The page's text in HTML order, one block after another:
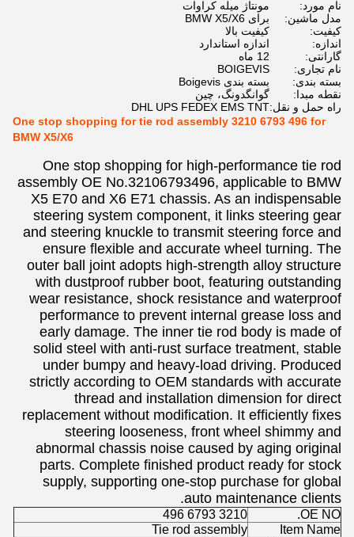
نام مورد:
مونتاژ میله کراوات
مدل ماشین:
برای BMW X5/X6
کیفیت:
کیفیت بالا
اندازه:
اندازه استاندارد
گارانتی:
12 ماه
نام تجاری:
BOIGEVIS
بسته بندی:
بسته بندی Boigevis
نقطه مبدا:
گوانگدونگ، چین
راه حمل و نقل:DHL UPS FEDEX EMS TNT
One stop shopping for tie rod assembly 3210 6793 496 for
BMW X5/X6
One stop shopping for high-performance tie rod
assembly OE No.32106793496, applicable to BMW
X5 E70 and X6 E71 chassis. As an indispensable
steering system component, it links steering gear
and steering knuckle to transmit steering force and
ensure flexible and accurate wheel turning. The
outer ball joint adopts high-strength alloy structure
with dustproof rubber boot, featuring outstanding
wear resistance, shock resistance and waterproof
performance to prevent internal grease loss and
early damage. The inner tie rod body is made of
solid steel with anti-rust surface treatment, stable
under bumpy and heavy-load driving. Produced
strictly according to OEM standards with accurate
thread and installation dimension for direct
replacement without modification. It efficiently fixes
steering looseness, front wheel shimmy and
abnormal chassis noise caused by aging original
parts. Complete finished product ready for stock
supply, supporting one-stop purchase for global
auto maintenance clients.
OE NO.
3210 6793 496
Item Name
Tie rod assembly